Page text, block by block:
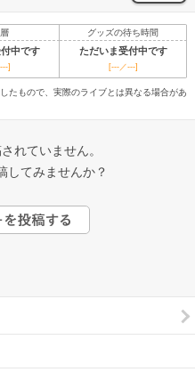
グッズの待ち時間
中です ただいま受付中です
] [---／---]
たもので、実際のライブとは異なる場合があ
れていません。
してみませんか？